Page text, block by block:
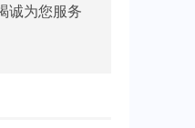
诚为您服务